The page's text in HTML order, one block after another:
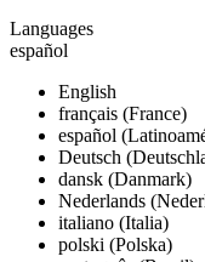
Languages
español
English
français (France)
español
Deutsch
dansk (Danmark)
Nederlands
italiano (Italia)
polski (Polska)